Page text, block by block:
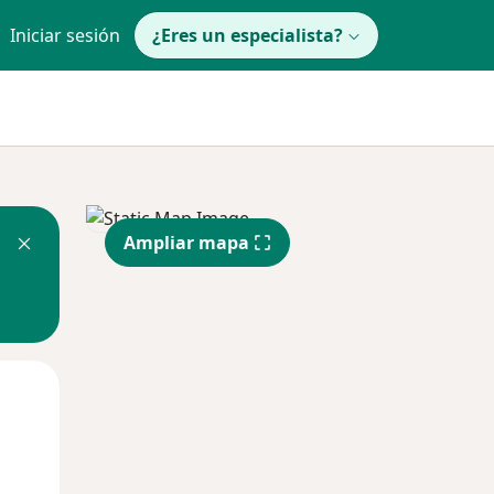
Iniciar sesión ¿Eres un especialista?
Ampliar mapa